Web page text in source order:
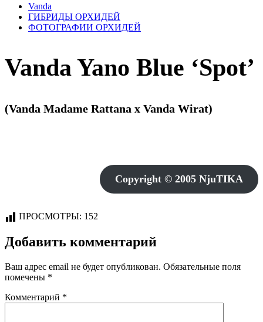
Vanda
ГИБРИДЫ ОРХИДЕЙ
ФОТОГРАФИИ ОРХИДЕЙ
Vanda Yano Blue ‘Spot’
(Vanda Madame Rattana x Vanda Wirat)
Copyright © 2005 NjuTIKA
ПРОСМОТРЫ: 152
Добавить комментарий
Ваш адрес email не будет опубликован. Обязательные поля
помечены *
Комментарий *